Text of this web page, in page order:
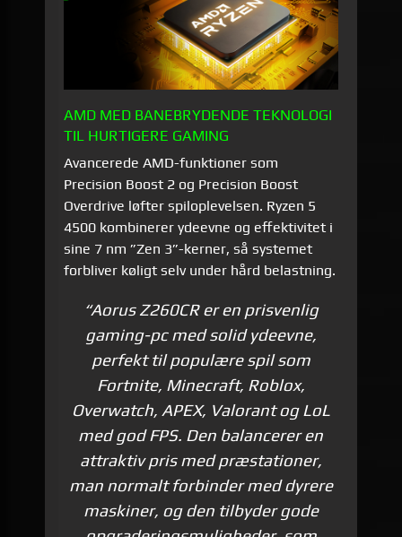
AMD MED BANEBRYDENDE TEKNOLOGI
TIL HURTIGERE GAMING
Avancerede AMD-funktioner som
Precision Boost 2 og Precision Boost
Overdrive løfter spiloplevelsen. Ryzen 5
4500 kombinerer ydeevne og effektivitet i
sine 7 nm ”Zen 3”-kerner, så systemet
forbliver køligt selv under hård belastning.
“Aorus Z260CR er en prisvenlig
gaming-pc med solid ydeevne,
perfekt til populære spil som
Fortnite, Minecraft, Roblox,
Overwatch, APEX, Valorant og LoL
med god FPS. Den balancerer en
attraktiv pris med præstationer,
man normalt forbinder med dyrere
maskiner, og den tilbyder gode